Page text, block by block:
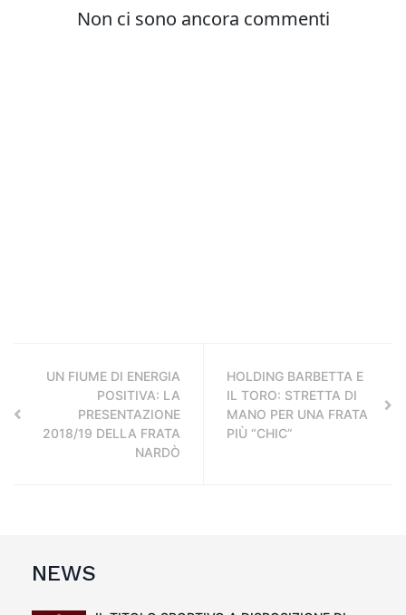
UN FIUME DI ENERGIA
POSITIVA: LA
PRESENTAZIONE
2018/19 DELLA FRATA
NARDÒ
HOLDING BARBETTA E
IL TORO: STRETTA DI
MANO PER UNA FRATA
PIÙ “CHIC”
NEWS